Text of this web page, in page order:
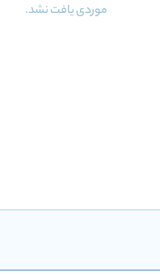
موردی یافت نشد.